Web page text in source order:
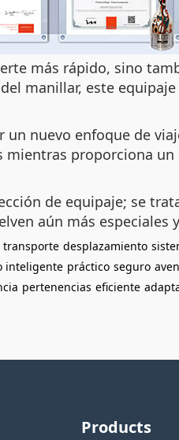
más rápido, sino
manillar, este
nuevo enfoque de
mientras proporciona
de equipaje; se
aún más
transporte desplazamiento
inteligente práctico seguro
pertenencias eficiente
Products